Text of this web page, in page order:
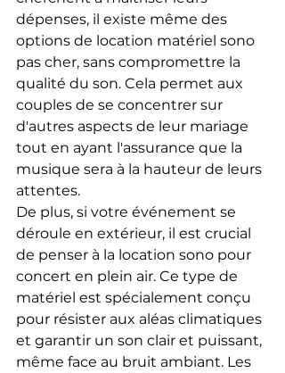
dépenses, il existe même des
options de location matériel sono
pas cher, sans compromettre la
qualité du son. Cela permet aux
couples de se concentrer sur
d'autres aspects de leur mariage
tout en ayant l'assurance que la
musique sera à la hauteur de leurs
attentes.
De plus, si votre événement se
déroule en extérieur, il est crucial
de penser à la location sono pour
concert en plein air. Ce type de
matériel est spécialement conçu
pour résister aux aléas climatiques
et garantir un son clair et puissant,
même face au bruit ambiant. Les